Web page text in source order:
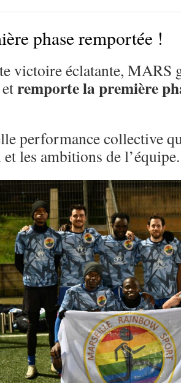
phase remportée !
victoire éclatante, MARS
remporte la première
performance collective
et les ambitions de